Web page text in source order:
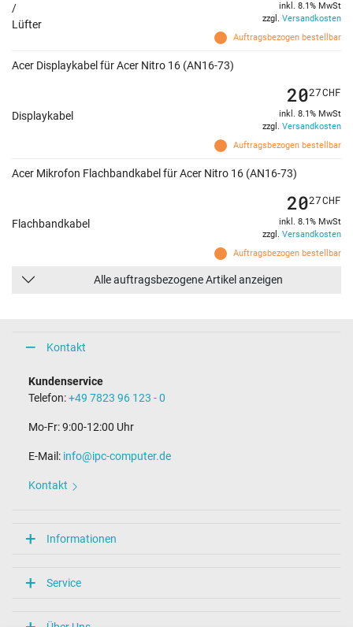
/
Lüfter
Auftragsbezogen bestellbar
inkl. 8.1% MwSt
zzgl. Versandkosten
Acer Displaykabel für Acer Nitro 16 (AN16-73)
Displaykabel
Auftragsbezogen bestellbar
2027CHF
inkl. 8.1% MwSt
zzgl. Versandkosten
Acer Mikrofon Flachbandkabel für Acer Nitro 16 (AN16-73)
Flachbandkabel
Auftragsbezogen bestellbar
2027CHF
inkl. 8.1% MwSt
zzgl. Versandkosten
Alle auftragsbezogene Artikel anzeigen
Kontakt
Kundenservice
Telefon:+49 7823 96 123 - 0
Mo-Fr: 9:00-12:00 Uhr
E-Mail: info@ipc-computer.de
Kontakt
Informationen
Service